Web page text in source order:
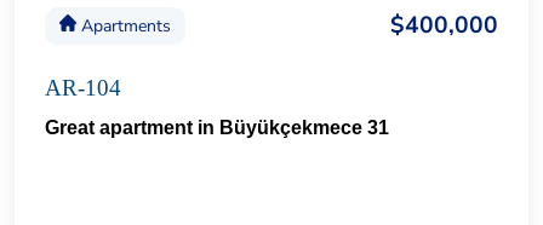
Apartments $400,000
AR-104
Great apartment in Büyükçekmece 31